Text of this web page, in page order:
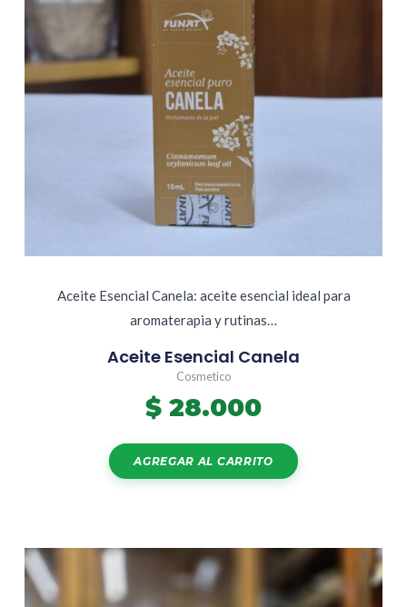
Aceite Esencial Canela: aceite esencial ideal para
aromaterapia y rutinas…
Aceite Esencial Canela
Cosmetico
$ 28.000
AGREGAR AL CARRITO